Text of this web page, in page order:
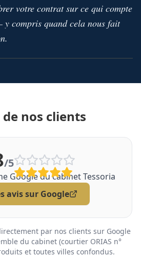
votre contrat sur ce qui compte
compris quand cela nous fait
de nos clients
/5
Google du cabinet Tessoria
avis sur Google
par nos clients sur Google
du cabinet (courtier ORIAS n°
et toutes villes confondus.